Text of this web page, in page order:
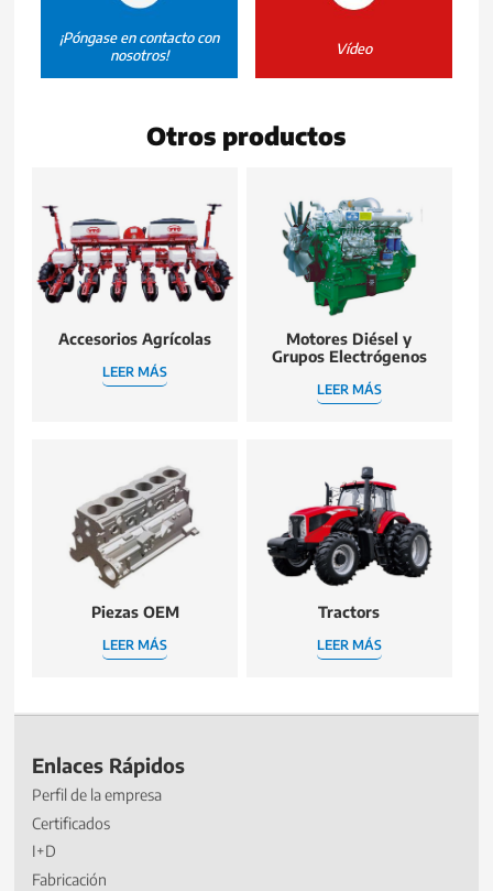
¡Póngase en contacto con
nosotros!
Vídeo
Otros productos
Accesorios Agrícolas
LEER MÁS
Motores Diésel y
Grupos Electrógenos
LEER MÁS
Piezas OEM
LEER MÁS
Tractors
LEER MÁS
Enlaces Rápidos
Perfil de la empresa
Certificados
I+D
Fabricación